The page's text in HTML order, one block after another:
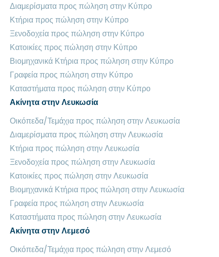
Διαμερίσματα προς πώληση στην Κύπρο
Κτήρια προς πώληση στην Κύπρο
Ξενοδοχεία προς πώληση στην Κύπρο
Κατοικίες προς πώληση στην Κύπρο
Βιομηχανικά Κτήρια προς πώληση στην Κύπρο
Γραφεία προς πώληση στην Κύπρο
Καταστήματα προς πώληση στην Κύπρο
Ακίνητα στην Λευκωσία
Οικόπεδα/Τεμάχια προς πώληση στην Λευκωσία
Διαμερίσματα προς πώληση στην Λευκωσία
Κτήρια προς πώληση στην Λευκωσία
Ξενοδοχεία προς πώληση στην Λευκωσία
Κατοικίες προς πώληση στην Λευκωσία
Βιομηχανικά Κτήρια προς πώληση στην Λευκωσία
Γραφεία προς πώληση στην Λευκωσία
Καταστήματα προς πώληση στην Λευκωσία
Ακίνητα στην Λεμεσό
Οικόπεδα/Τεμάχια προς πώληση στην Λεμεσό